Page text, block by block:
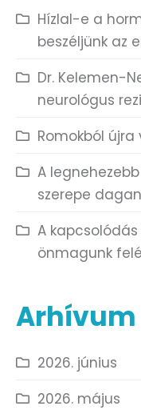
Hízlal-e a
beszéljünk az
Dr. Kelemen-
neurológus
Romokból
A
szerepe
A
önmagunk felé
Arhívum
2026. június
2026. május